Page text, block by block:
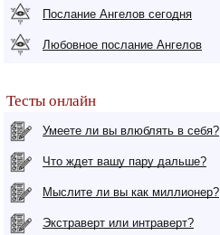
Послание Ангелов сегодня
Любовное послание Ангелов
Тесты онлайн
Умеете ли вы влюблять в себя?
Что ждет вашу пару дальше?
Мыслите ли вы как миллионер?
Экстраверт или интраверт?